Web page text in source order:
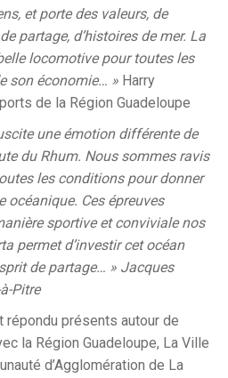
et porte des valeurs, de
partage, d’histoires de mer. La
locomotive pour toutes les
son économie… » Harry
de la Région Guadeloupe
une émotion différente de
du Rhum. Nous sommes ravis
les conditions pour donner
océanique. Ces épreuves
sportive et conviviale nos
permet d’investir cet océan
de partage… » Jacques
Pitre
répondu présents autour de
la Région Guadeloupe, La Ville
d’Agglomération de La